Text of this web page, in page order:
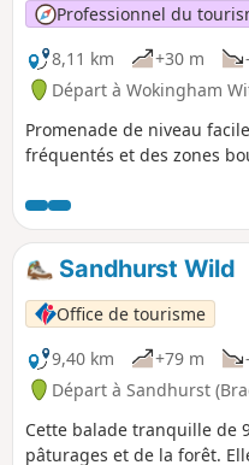
Professionnel du
8,11 km
+30 m
Départ à Wokingham
Promenade de niveau
fréquentés et des zones
Sandhurst Wild
Office de tourisme
9,40 km
+79 m
Départ à Sandhurst
Cette balade tranquille de
pâturages et de la forêt.